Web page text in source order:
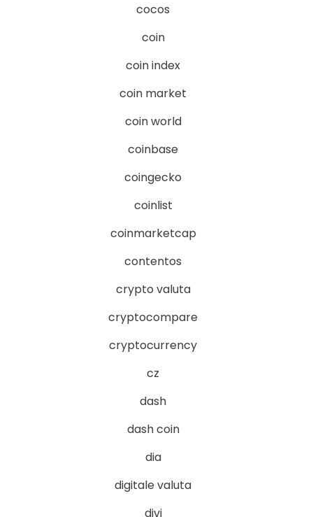
cocos
coin
coin index
coin market
coin world
coinbase
coingecko
coinlist
coinmarketcap
contentos
crypto valuta
cryptocompare
cryptocurrency
cz
dash
dash coin
dia
digitale valuta
divi